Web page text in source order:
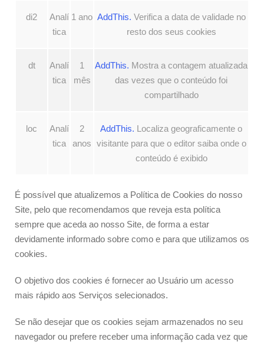
di2
Analí
tica
1 ano AddThis. Verifica a data de validade no
resto dos seus cookies
dt
Analí
tica
1
mês
AddThis. Mostra a contagem atualizada
das vezes que o conteúdo foi
compartilhado
loc
Analí
tica
2
anos
AddThis. Localiza geograficamente o
visitante para que o editor saiba onde o
conteúdo é exibido
É possível que atualizemos a Política de Cookies do nosso
Site, pelo que recomendamos que reveja esta política
sempre que aceda ao nosso Site, de forma a estar
devidamente informado sobre como e para que utilizamos os
cookies.
O objetivo dos cookies é fornecer ao Usuário um acesso
mais rápido aos Serviços selecionados.
Se não desejar que os cookies sejam armazenados no seu
navegador ou prefere receber uma informação cada vez que